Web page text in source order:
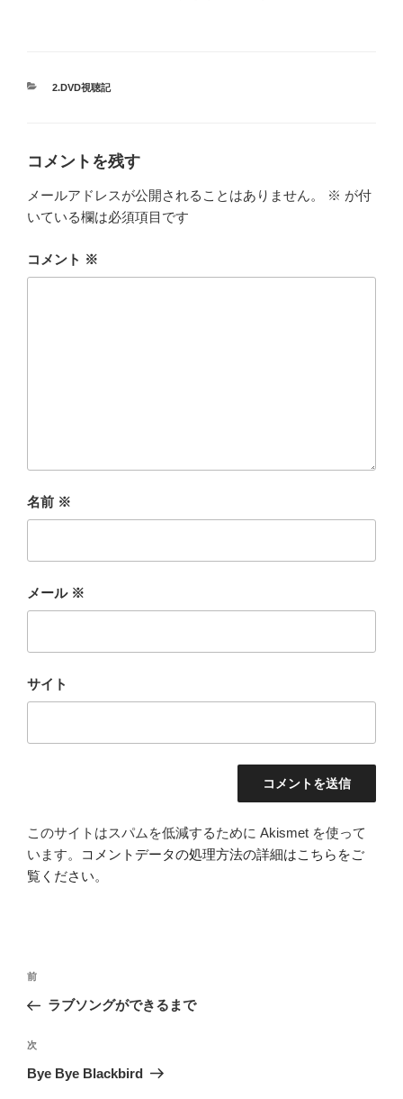
カ
2.DVD視聴記
コメントを残す
メールアドレスが公開されることはありません。 ※ が付
いている欄は必須項目です
コメント ※
名前 ※
メール ※
サイト
このサイトはスパムを低減するために Akismet を使って
います。
コメントデータの処理方法の詳細はこちらをご
覧ください。
投
ナ
ビ
ゲ
前
の
稿
前
ラブソングができるまで
次
の
次
Bye Bye Blackbird